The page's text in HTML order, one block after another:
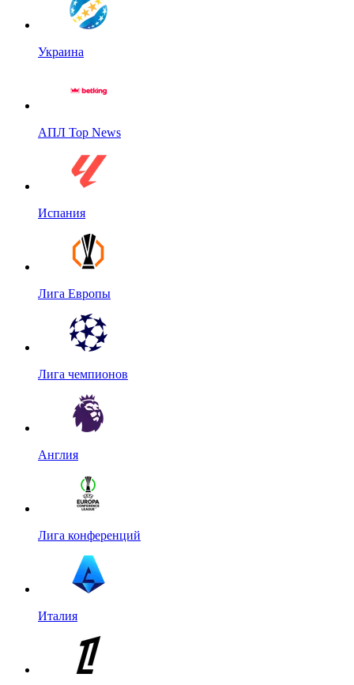
Украина
АПЛ Top News
Испания
Лига Европы
Лига чемпионов
Англия
Лига конференций
Италия